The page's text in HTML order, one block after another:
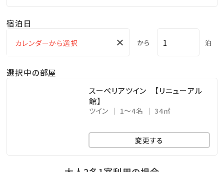
・マッサージコーナー
・ゲームコーナー
・プール
・アクティビティ（テニスコート、バスケットコート）
・プレイルーム（卓球、ビリヤード）
・キッズルーム「こどんパーク」
宿泊日
× から 泊
選択中の部屋
スーペリアツイン 【リニューアル
館】
ツイン 1～4名 34㎡
変更する